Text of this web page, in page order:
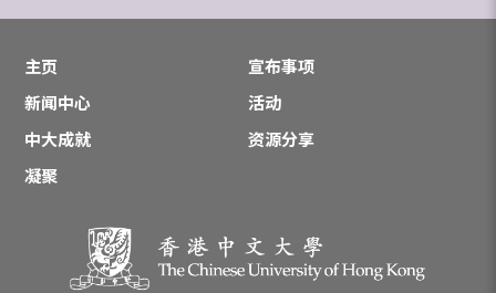
主页
宣布事项
新闻中心
活动
中大成就
资源分享
凝聚